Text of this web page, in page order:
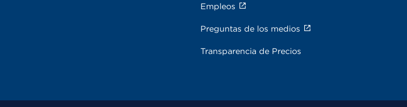
Empleos
Preguntas de los medios
Transparencia de Precios